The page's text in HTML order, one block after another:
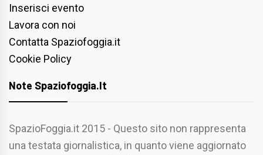
Inserisci evento
Lavora con noi
Contatta Spaziofoggia.it
Cookie Policy
Note Spaziofoggia.it
SpazioFoggia.it 2015 - Questo sito non rappresenta
una testata giornalistica, in quanto viene aggiornato